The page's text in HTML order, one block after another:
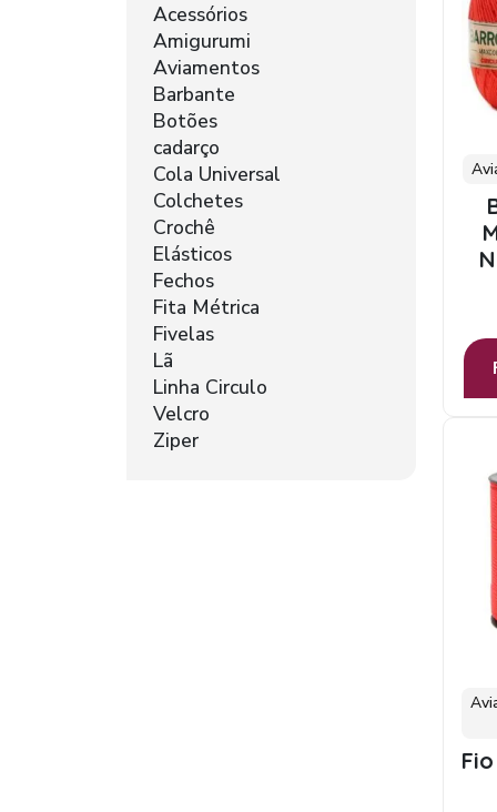
Acessórios
Amigurumi
Aviamentos
Barbante
Botões
cadarço
Cola Universal
Colchetes
Crochê
Elásticos
Fechos
Fita Métrica
Fivelas
Lã
Linha Circulo
Velcro
Ziper